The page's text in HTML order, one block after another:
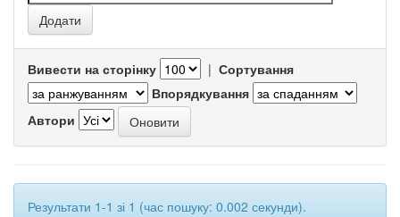
Вивести на сторінку | Сортування
Впорядкування
Автори
Результати 1-1 зі 1 (час пошуку: 0.002 секунди).